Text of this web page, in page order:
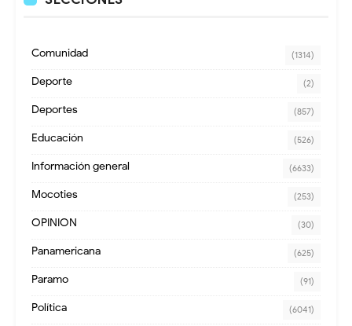
Comunidad (1314)
Deporte (2)
Deportes (857)
Educación (526)
Información general (6633)
Mocoties (253)
OPINION (30)
Panamericana (625)
Paramo (91)
Política (6041)